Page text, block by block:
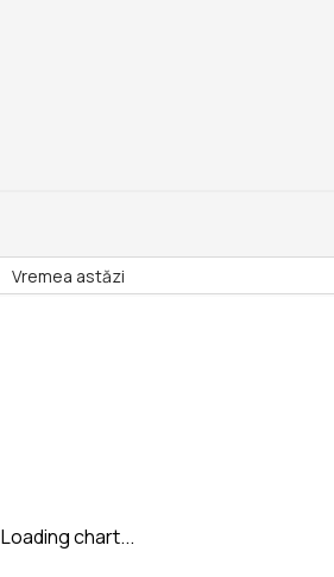
Vremea astăzi
Loading chart...